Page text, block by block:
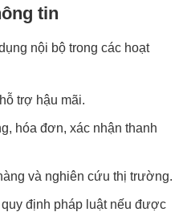
tin
nội bộ trong các hoạt
trợ hậu mãi.
hóa đơn, xác nhận thanh
và nghiên cứu thị trường.
định pháp luật nếu được